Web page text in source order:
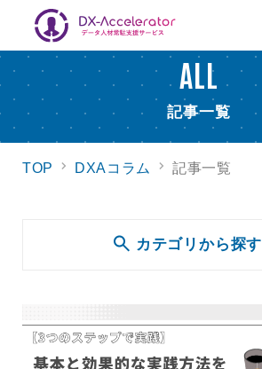
ALL
記事一覧
TOP DXAコラム 記事一覧
カテゴリから探す